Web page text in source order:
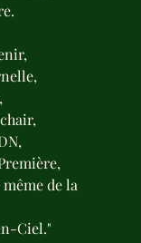
de la
Ciel."